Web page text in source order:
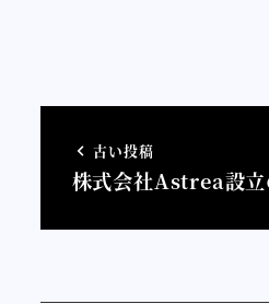
古い投稿
株式会社Astrea設立